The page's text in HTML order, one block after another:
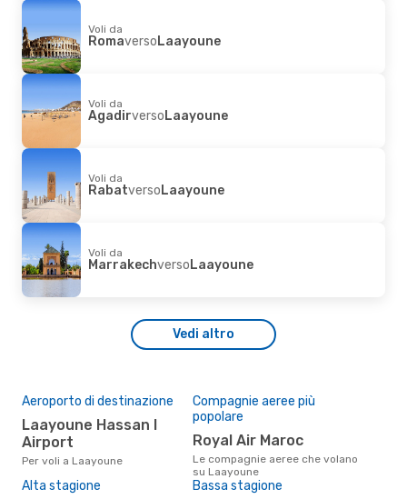
Voli da
RomaversoLaayoune
Voli da
AgadirversoLaayoune
Voli da
RabatversoLaayoune
Voli da
MarrakechversoLaayoune
Vedi altro
Aeroporto di destinazione
Laayoune Hassan I
Airport
Per voli a Laayoune
Compagnie aeree più
popolare
Royal Air Maroc
Le compagnie aeree che volano
su Laayoune
Alta stagione Bassa stagione